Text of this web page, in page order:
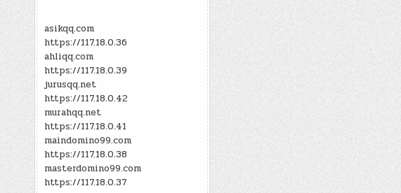
asikqq.com
https://117.18.0.36
ahliqq.com
https://117.18.0.39
jurusqq.net
https://117.18.0.42
murahqq.net
https://117.18.0.41
maindomino99.com
https://117.18.0.38
masterdomino99.com
https://117.18.0.37